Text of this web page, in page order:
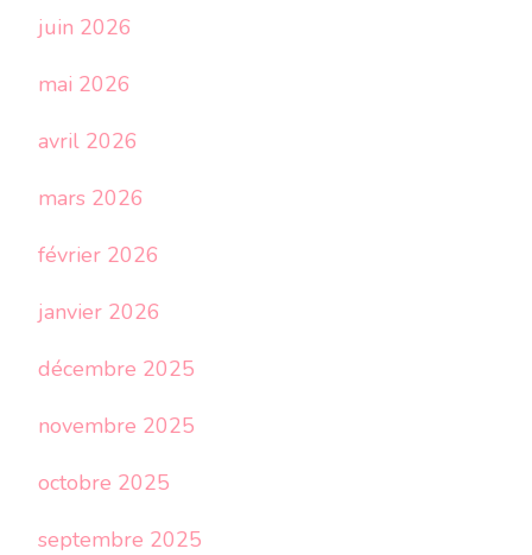
juin 2026
mai 2026
avril 2026
mars 2026
février 2026
janvier 2026
décembre 2025
novembre 2025
octobre 2025
septembre 2025